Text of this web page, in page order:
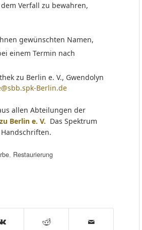
Verfall zu bewahren,
gewünschten Namen,
einem Termin nach
zu Berlin e. V., Gwendolyn
Berlin.de
allen Abteilungen der
Berlin e. V. Das Spektrum
, Restaurierung